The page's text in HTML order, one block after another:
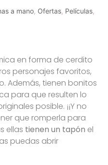
a mano, Ofertas, Películas,
en forma de cerdito
personajes favoritos,
Además, tienen bonitos
para que resulten lo
posible. ¡¡Y no
que romperla para
ellas tienen un tapón el
puedas abrir